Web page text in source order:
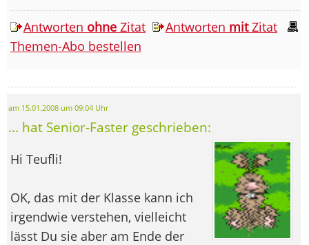
Antworten ohne Zitat Antworten mitZitat
Themen-Abo bestellen
am 15.01.2008 um 09:04 Uhr
... hat Senior-Faster geschrieben:
Hi Teufli!
OK, das mit der Klasse kann ich
irgendwie verstehen, vielleicht
lässt Du sie aber am Ende der